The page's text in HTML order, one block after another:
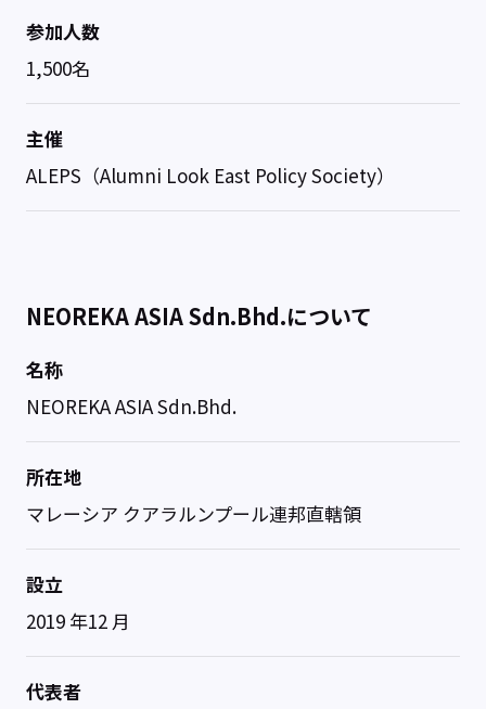
参加人数
1,500名
主催
ALEPS（Alumni Look East Policy Society）
NEOREKA ASIA Sdn.Bhd.について
名称
NEOREKA ASIA Sdn.Bhd.
所在地
マレーシア クアラルンプール連邦直轄領
設立
2019 年12 月
代表者